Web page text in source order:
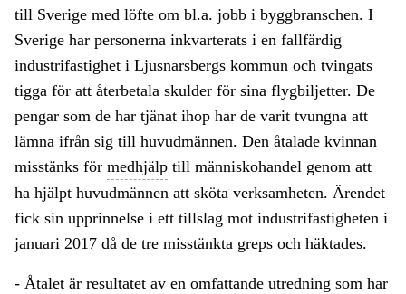
till Sverige med löfte om bl.a. jobb i byggbranschen. I
Sverige har personerna inkvarterats i en fallfärdig
industrifastighet i Ljusnarsbergs kommun och tvingats
tigga för att återbetala skulder för sina flygbiljetter. De
pengar som de har tjänat ihop har de varit tvungna att
lämna ifrån sig till huvudmännen. Den åtalade kvinnan
misstänks för medhjälp till människohandel genom att
ha hjälpt huvudmännen att sköta verksamheten. Ärendet
fick sin upprinnelse i ett tillslag mot industrifastigheten i
januari 2017 då de tre misstänkta greps och häktades.
- Åtalet är resultatet av en omfattande utredning som har